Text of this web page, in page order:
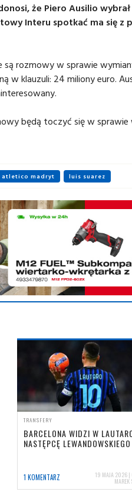
że Piero Ausilio
Interu spotkać ma się
rozmowy w sprawie
w klauzuli: 24 miliony euro.
będą toczyć się w sprawie
atletico madryt luis suarez
TRANSFERY
BARCELONA WIDZI W
NASTĘPCĘ LEWANDOWSKIEGO
1 KOMENTARZ 19 MAJA 2026
MAREK